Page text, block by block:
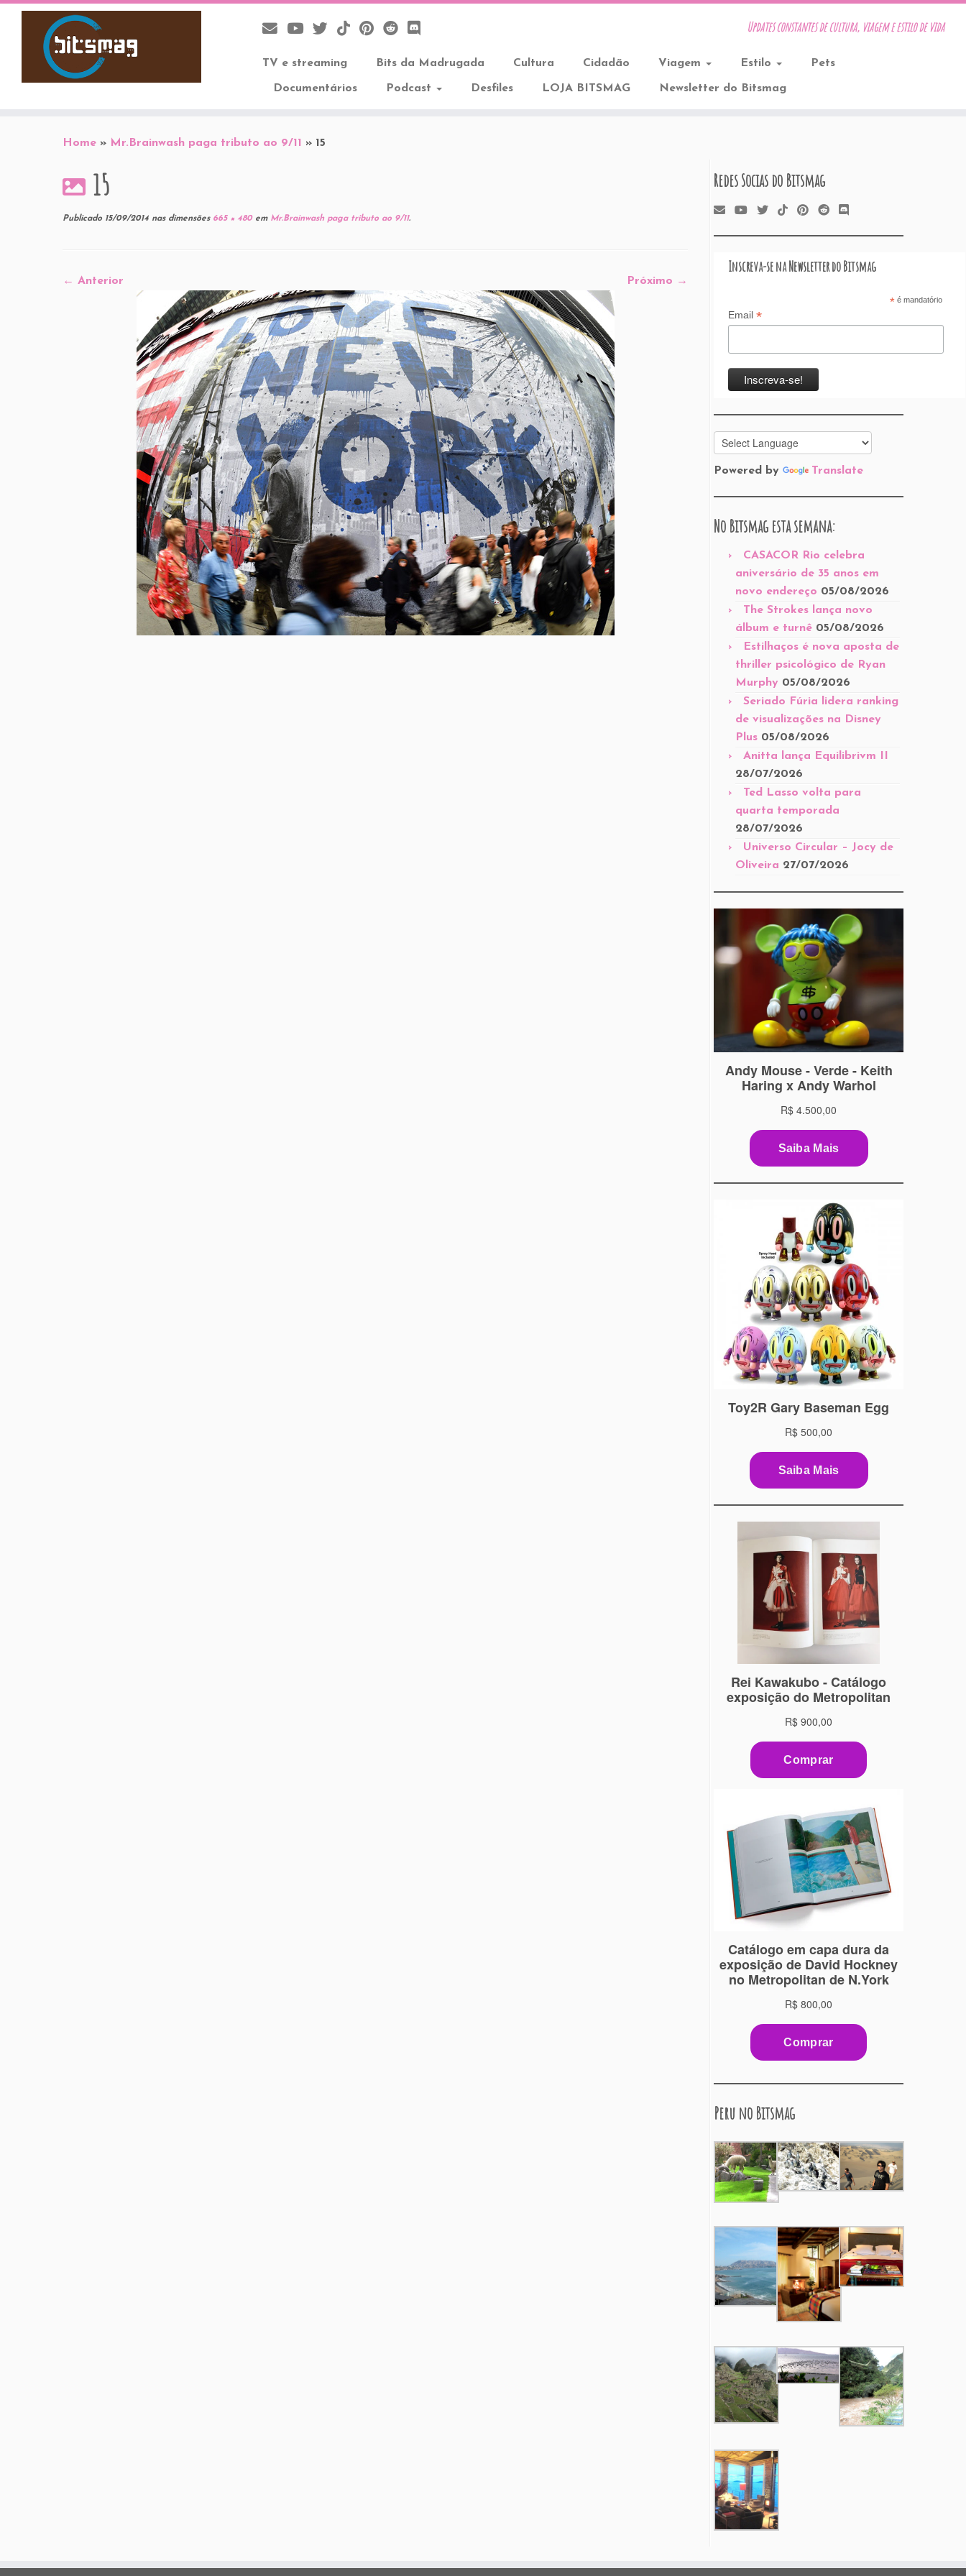
Updates constantes de cultura, viagem e estilo de vida
TV e streaming Bits da Madrugada Cultura Cidadão Viagem Estilo Pets
Documentários Podcast Desfiles LOJA BITSMAG Newsletter do Bitsmag
Home » Mr.Brainwash paga tributo ao 9/11 » 15
15
Publicado 15/09/2014 nas dimensões665 × 480emMr.Brainwash paga tributo ao 9/11.
← Anterior Próximo →
Redes Socias do Bitsmag
Inscreva-se na Newsletter do Bitsmag
*é mandatório
Email *
Powered by Translate
No Bitsmag esta semana:
CASACOR Rio celebra
aniversário de 35 anos em
novo endereço 05/08/2026
The Strokes lança novo
álbum e turnê 05/08/2026
Estilhaços é nova aposta de
thriller psicológico de Ryan
Murphy 05/08/2026
Seriado Fúria lidera ranking
de visualizações na Disney
Plus 05/08/2026
Anitta lança Equilibrivm II
28/07/2026
Ted Lasso volta para
quarta temporada
28/07/2026
Universo Circular – Jocy de
Oliveira 27/07/2026
Peru no Bitsmag